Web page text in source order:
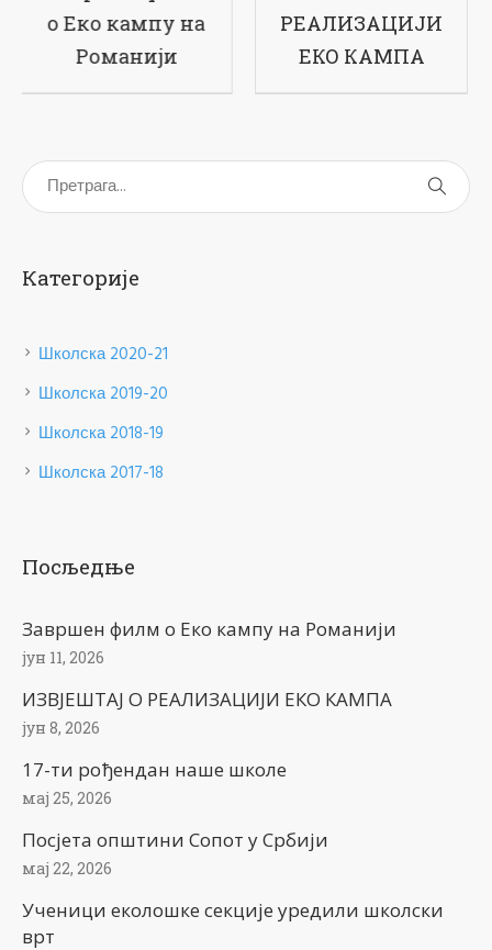
РЕАЛИЗАЦИЈИ
ЕКО КАМПА
наше школе
Категорије
Школска 2020-21
Школска 2019-20
Школска 2018-19
Школска 2017-18
Посљедње
Завршен филм о Еко кампу на Романији
јун 11, 2026
ИЗВЈЕШТАЈ О РЕАЛИЗАЦИЈИ ЕКО КАМПА
јун 8, 2026
17-ти рођендан наше школе
мај 25, 2026
Посјета општини Сопот у Србији
мај 22, 2026
Ученици еколошке секције уредили школски
врт